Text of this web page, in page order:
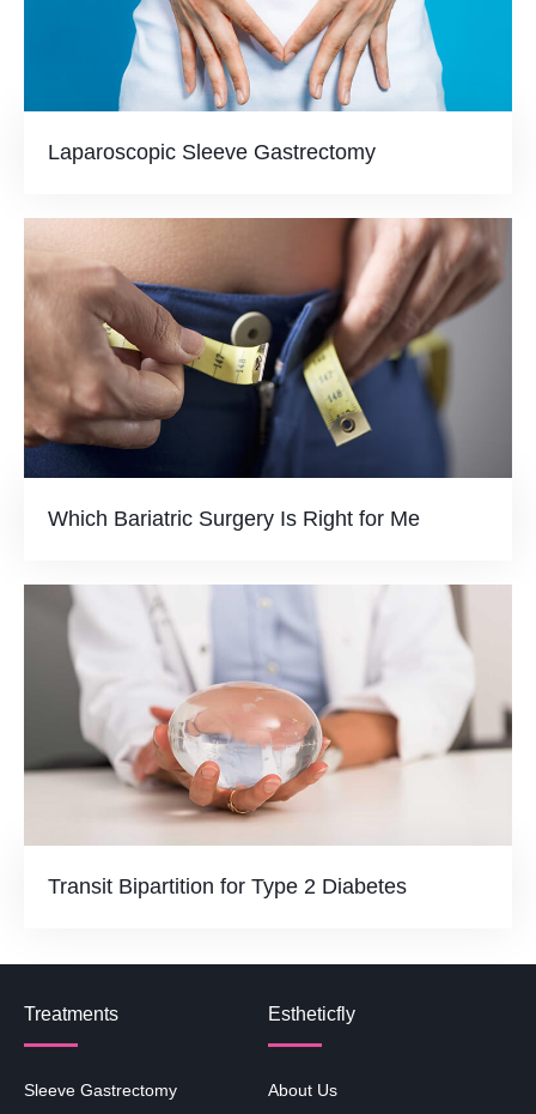
Laparoscopic Sleeve Gastrectomy
Which Bariatric Surgery Is Right for Me
Transit Bipartition for Type 2 Diabetes
Treatments
Sleeve Gastrectomy
Estheticfly
About Us